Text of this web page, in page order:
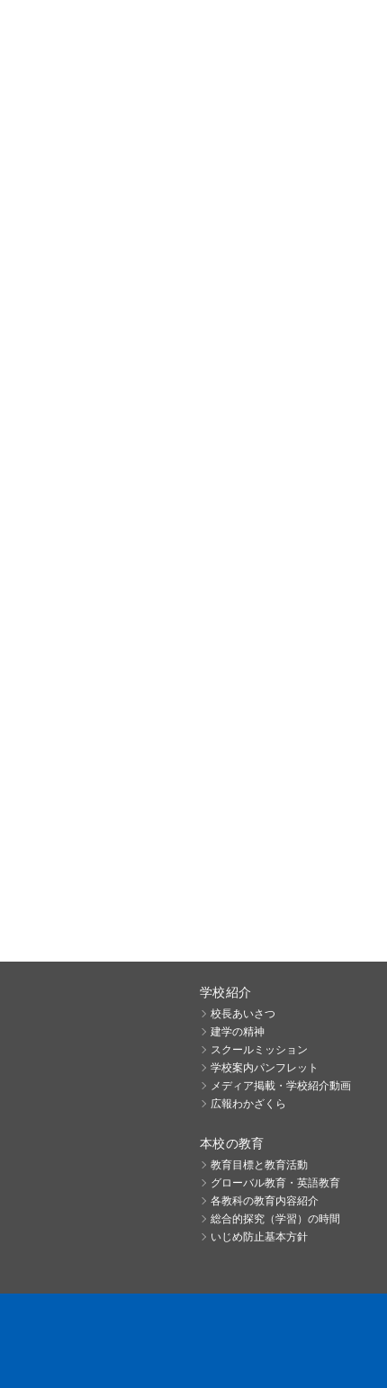
学校紹介
校長あいさつ
建学の精神
スクールミッション
学校案内パンフレット
メディア掲載・学校紹介動画
広報わかざくら
本校の教育
教育目標と教育活動
グローバル教育・英語教育
各教科の教育内容紹介
総合的探究（学習）の時間
いじめ防止基本方針